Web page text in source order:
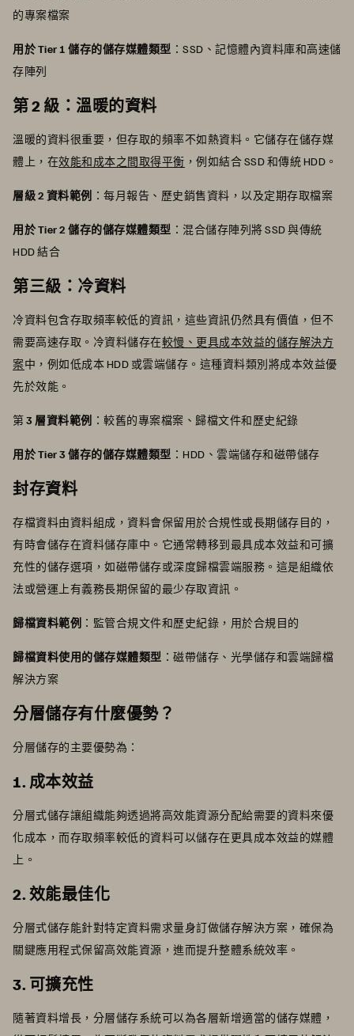
的專案檔案
用於 Tier 1 儲存的儲存媒體類型 ：SSD、記憶體內資料庫和高速儲
存陣列
第 2 級：溫暖的資料
溫暖的資料很重要，但存取的頻率不如熱資料。它儲存在儲存媒
體上，在效能和成本之間取得平衡 ，例如結合 SSD 和傳統 HDD。
層級 2 資料範例 ：每月報告、歷史銷售資料，以及定期存取檔案
用於 Tier 2 儲存的儲存媒體類型 ：混合儲存陣列將 SSD 與傳統
HDD 結合
第三級：冷資料
冷資料包含存取頻率較低的資訊，這些資訊仍然具有價值，但不
需要高速存取。冷資料儲存在較慢、更具成本效益的儲存解決方
案中，例如低成本 HDD 或雲端儲存。這種資料類別將成本效益優
先於效能。
第3 層資料範例 ：較舊的專案檔案、歸檔文件和歷史紀錄
用於 Tier 3 儲存的儲存媒體類型 ：HDD、雲端儲存和磁帶儲存
封存資料
存檔資料由資料組成，資料會保留用於合規性或長期儲存目的，
有時會儲存在資料儲存庫中。它通常轉移到最具成本效益和可擴
充性的儲存選項，如磁帶儲存或深度歸檔雲端服務。這是組織依
法或營運上有義務長期保留的最少存取資訊。
歸檔資料範例 ：監管合規文件和歷史紀錄，用於合規目的
歸檔資料使用的儲存媒體類型 ：磁帶儲存、光學儲存和雲端歸檔
解決方案
分層儲存有什麼優勢？
分層儲存的主要優勢為：
1. 成本效益
分層式儲存讓組織能夠透過將高效能資源分配給需要的資料來優
化成本，而存取頻率較低的資料可以儲存在更具成本效益的媒體
上。
2. 效能最佳化
分層式儲存能針對特定資料需求量身訂做儲存解決方案，確保為
關鍵應用程式保留高效能資源，進而提升整體系統效率。
3. 可擴充性
隨著資料增長，分層儲存系統可以為各層新增適當的儲存媒體，